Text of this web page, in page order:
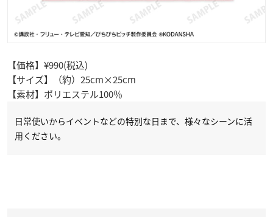
【価格】¥990(税込)
【サイズ】（約）25cm×25cm
【素材】ポリエステル100％
日常使いからイベントなどの特別な日まで、様々なシーンに活
用ください。